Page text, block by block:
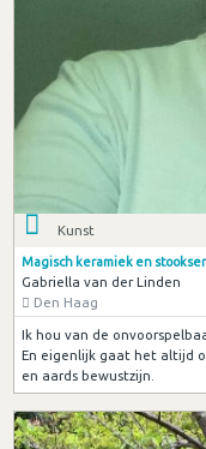
Kunst
Magisch keramiek en
Gabriella van der Linden
Den Haag
Ik hou van de
En eigenlijk gaat het altijd
en aards bewustzijn.